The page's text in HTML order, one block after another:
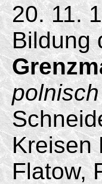
20. 11.
Bildung
Kreisen
Flatow,